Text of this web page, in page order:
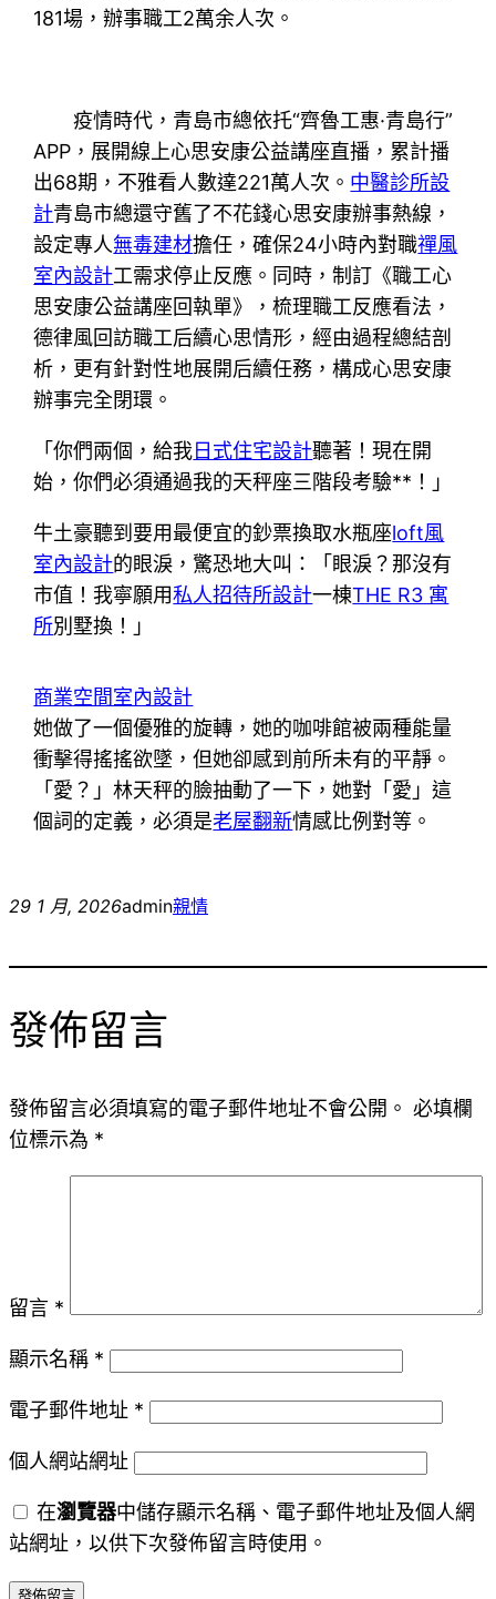
181場，辦事職工2萬余人次。
疫情時代，青島市總依托“齊魯工惠·青島行”
APP，展開線上心思安康公益講座直播，累計播
出68期，不雅看人數達221萬人次。 中醫診所設
計青島市總還守舊了不花錢心思安康辦事熱線，
設定專人無毒建材擔任，確保24小時內對職禪風
室內設計工需求停止反應。同時，制訂《職工心
思安康公益講座回執單》，梳理職工反應看法，
德律風回訪職工后續心思情形，經由過程總結剖
析，更有針對性地展開后續任務，構成心思安康
辦事完全閉環。
「你們兩個，給我日式住宅設計聽著！現在開
始，你們必須通過我的天秤座三階段考驗**！」
牛土豪聽到要用最便宜的鈔票換取水瓶座loft風
室內設計的眼淚，驚恐地大叫：「眼淚？那沒有
市值！我寧願用私人招待所設計一棟THE R3 寓
所別墅換！」
商業空間室內設計
她做了一個優雅的旋轉，她的咖啡館被兩種能量
衝擊得搖搖欲墜，但她卻感到前所未有的平靜。
「愛？」林天秤的臉抽動了一下，她對「愛」這
個詞的定義，必須是老屋翻新情感比例對等。
29 1 月, 2026admin親情
發佈留言
發佈留言必須填寫的電子郵件地址不會公開。 必填欄
位標示為 *
留言 *
顯示名稱 *
電子郵件地址 *
個人網站網址
在瀏覽器中儲存顯示名稱、電子郵件地址及個人網
站網址，以供下次發佈留言時使用。